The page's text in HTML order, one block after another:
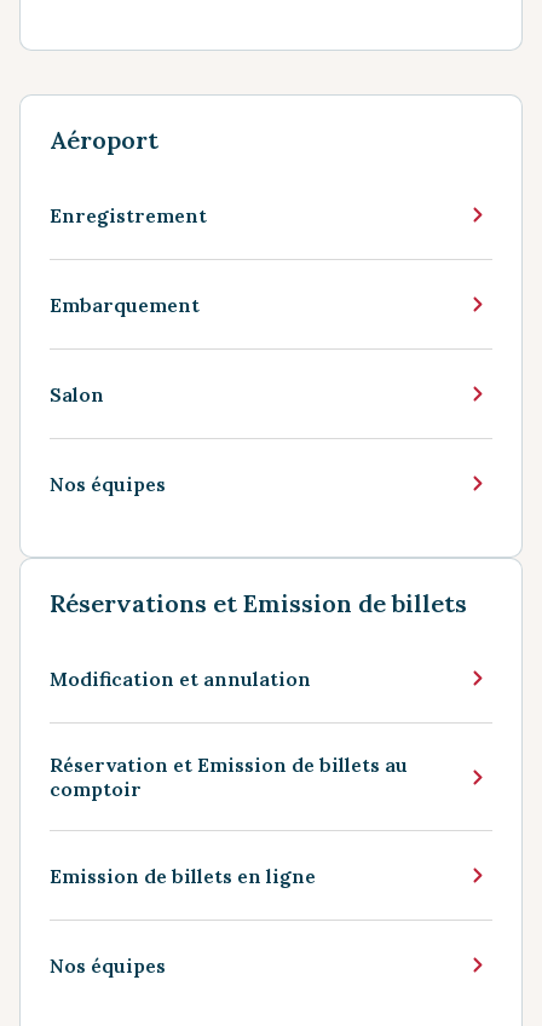
Aéroport
Enregistrement
Embarquement
Salon
Nos équipes
Réservations et Emission de billets
Modification et annulation
Réservation et Emission de billets au
comptoir
Emission de billets en ligne
Nos équipes